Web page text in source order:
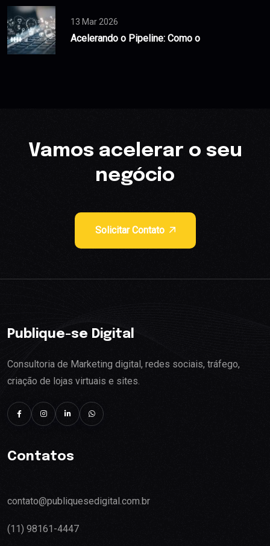
13 Mar 2026
Acelerando o Pipeline: Como o
Vamos acelerar o seu
negócio
Solicitar Contato
Publique-se Digital
Consultoria de Marketing digital, redes sociais, tráfego,
criação de lojas virtuais e sites.
Contatos
contato@publiquesedigital.com.br
(11) 98161-4447